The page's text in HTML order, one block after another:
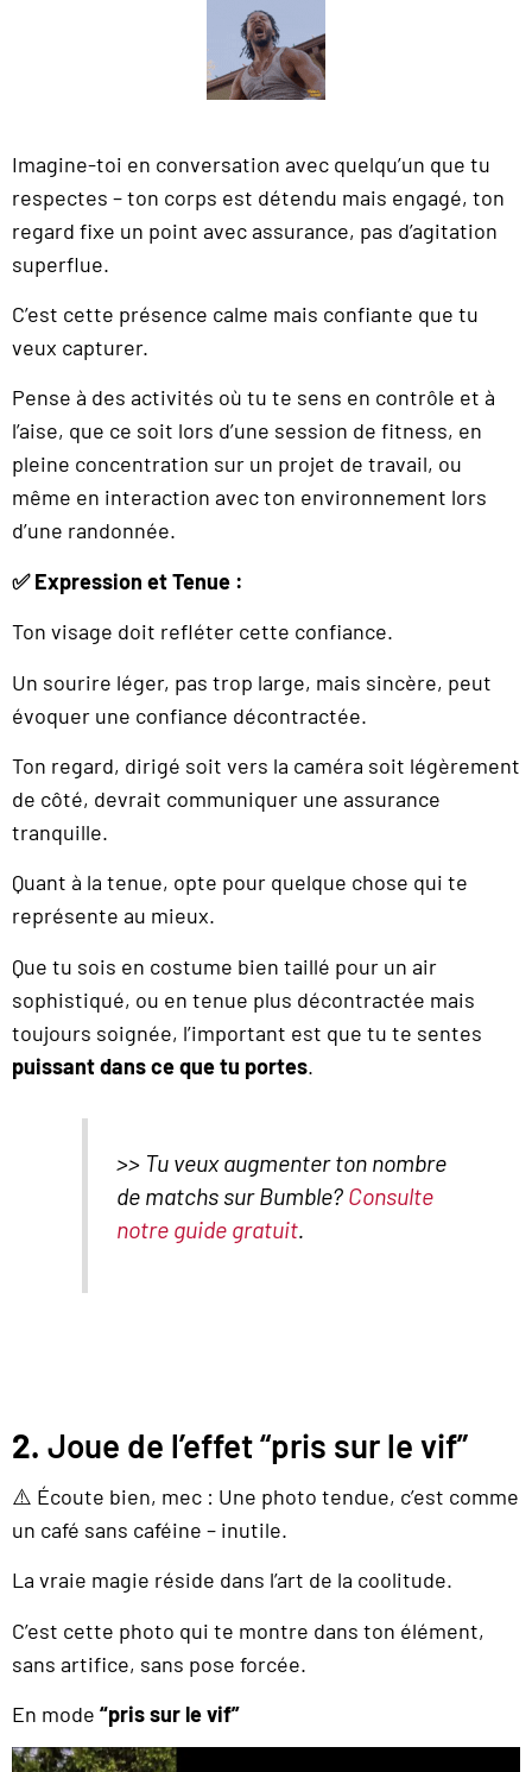
Imagine-toi en conversation avec quelqu’un que tu
respectes – ton corps est détendu mais engagé, ton
regard fixe un point avec assurance, pas d’agitation
superflue.
C’est cette présence calme mais confiante que tu
veux capturer.
Pense à des activités où tu te sens en contrôle et à
l’aise, que ce soit lors d’une session de fitness, en
pleine concentration sur un projet de travail, ou
même en interaction avec ton environnement lors
d’une randonnée.
✅ Expression et Tenue :
Ton visage doit refléter cette confiance.
Un sourire léger, pas trop large, mais sincère, peut
évoquer une confiance décontractée.
Ton regard, dirigé soit vers la caméra soit légèrement
de côté, devrait communiquer une assurance
tranquille.
Quant à la tenue, opte pour quelque chose qui te
représente au mieux.
Que tu sois en costume bien taillé pour un air
sophistiqué, ou en tenue plus décontractée mais
toujours soignée, l’important est que tu te sentes
puissant dans ce que tu portes.
>> Tu veux augmenter ton nombre
de matchs sur Bumble? Consulte
notre guide gratuit.
2. Joue de l’effet “pris sur le vif”
⚠️ Écoute bien, mec : Une photo tendue, c’est comme
un café sans caféine – inutile.
La vraie magie réside dans l’art de la coolitude.
C’est cette photo qui te montre dans ton élément,
sans artifice, sans pose forcée.
En mode “pris sur le vif”